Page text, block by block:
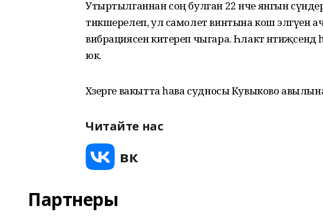
Утыртылганнан соң булган 22 нче янгын
тикшерелеп, ул самолет винтына кош эләгүен
вибрациясен китереп чыгара. Һәлакәт
юк.
Хәзерге вакытта һава судносы Кувыково
Читайте нас
Партнеры